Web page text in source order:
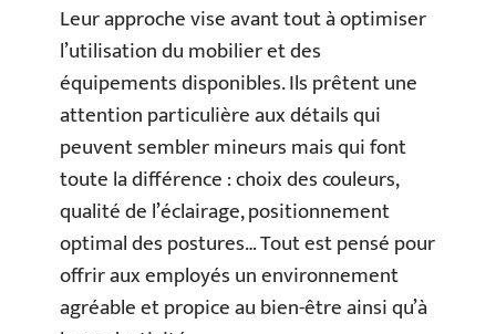
Leur approche vise avant tout à optimiser
l’utilisation du mobilier et des
équipements disponibles. Ils prêtent une
attention particulière aux détails qui
peuvent sembler mineurs mais qui font
toute la différence : choix des couleurs,
qualité de l’éclairage, positionnement
optimal des postures… Tout est pensé pour
offrir aux employés un environnement
agréable et propice au bien-être ainsi qu’à